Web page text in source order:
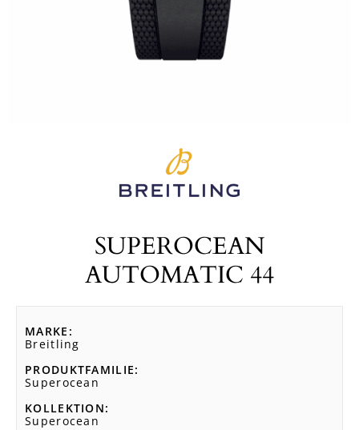
SUPEROCEAN
AUTOMATIC 44
MARKE
Breitling
PRODUKTFAMILIE
Superocean
KOLLEKTION
Superocean